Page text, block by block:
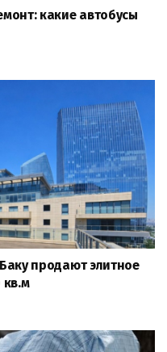
какие автобусы
продают элитное